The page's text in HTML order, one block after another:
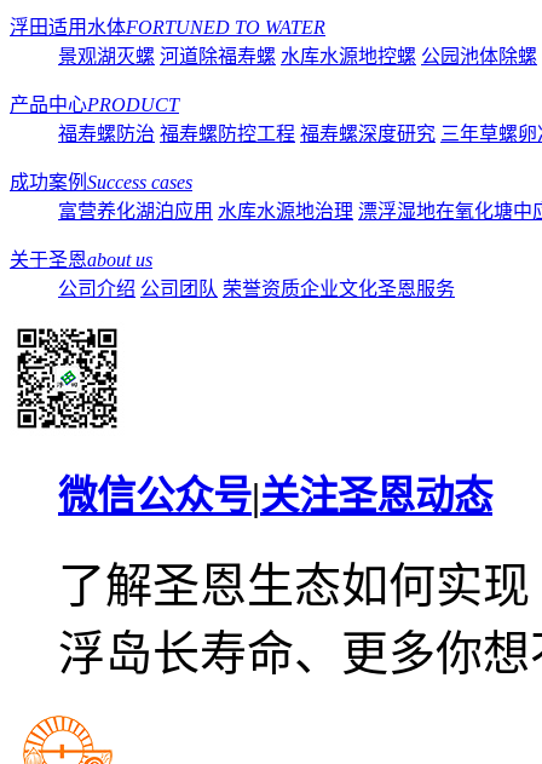
浮田适用水体FORTUNED TO WATER
景观湖灭螺 河道除福寿螺 水库水源地控螺 公园池体除螺
产品中心PRODUCT
福寿螺防治 福寿螺防控工程 福寿螺深度研究 三年草螺卵
成功案例 Success cases
富营养化湖泊应用 水库水源地治理 漂浮湿地在氧化塘中
关于圣恩about us
公司介绍 公司团队 荣誉资质企业文化圣恩服务
微信公众号|关注圣恩动态
了解圣恩生态如何实现
浮岛长寿命、更多你